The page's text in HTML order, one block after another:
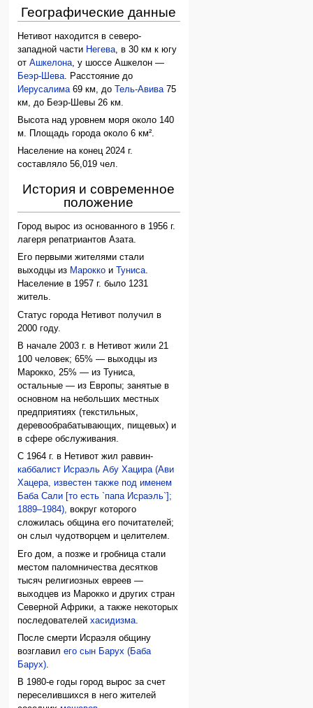
Географические данные
Нетивот находится в северо-
западной части Негева , в 30 км к югу
отАшкелона , у шоссе Ашкелон —
Беэр-Шева . Расстояние до
Иерусалима 69 км, доТель-Авива 75
км, до Беэр-Шевы 26 км.
Высота над уровнем моря около 140
м. Площадь города около 6 км².
Население на конец 2024 г.
составляло 56,019 чел.
История и современное
положение
Город вырос из основанного в 1956 г.
лагеря репатриантов Азата.
Его первыми жителями стали
выходцы из Марокко и Туниса.
Население в 1957 г. было 1231
житель.
Статус города Нетивот получил в
2000 году.
В начале 2003 г. в Нетивот жили 21
100 человек; 65% — выходцы из
Марокко, 25% — из Туниса,
остальные — из Европы; занятые в
основном на небольших местных
предприятиях (текстильных,
деревообрабатывающих, пищевых) и
в сфере обслуживания.
С 1964 г. в Нетивот жил раввин-
каббалист Исраэль Абу Хацира (Ави
Хацера, известен также под именем
Баба Сали [то есть `папа Исраэль`];
1889–1984), вокруг которого
сложилась община его почитателей;
он слыл чудотворцем и целителем.
Его дом, а позже и гробница стали
местом паломничества десятков
тысяч религиозных евреев —
выходцев из Марокко и других стран
Северной Африки, а также некоторых
последователейхасидизма
После смерти Исраэля общину
возглавилего сын Барух (Баба
Барух).
В 1980-е годы город вырос за счет
переселившихся в него жителей